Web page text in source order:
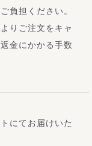
負担ください。
りご注文をキャ
金にかかる手数
にてお届けいた